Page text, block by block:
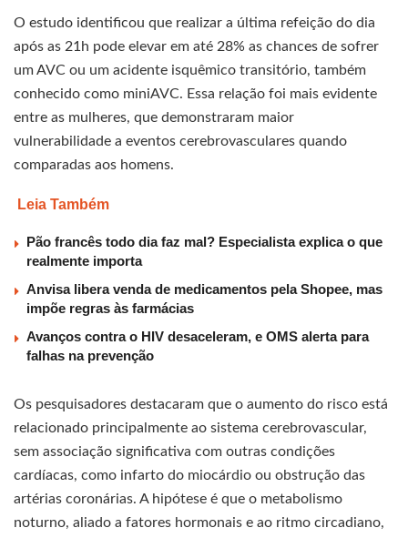
O estudo identificou que realizar a última refeição do dia
após as 21h pode elevar em até 28% as chances de sofrer
um AVC ou um acidente isquêmico transitório, também
conhecido como miniAVC. Essa relação foi mais evidente
entre as mulheres, que demonstraram maior
vulnerabilidade a eventos cerebrovasculares quando
comparadas aos homens.
Leia Também
Pão francês todo dia faz mal? Especialista explica o que
realmente importa
Anvisa libera venda de medicamentos pela Shopee, mas
impõe regras às farmácias
Avanços contra o HIV desaceleram, e OMS alerta para
falhas na prevenção
Os pesquisadores destacaram que o aumento do risco está
relacionado principalmente ao sistema cerebrovascular,
sem associação significativa com outras condições
cardíacas, como infarto do miocárdio ou obstrução das
artérias coronárias. A hipótese é que o metabolismo
noturno, aliado a fatores hormonais e ao ritmo circadiano,